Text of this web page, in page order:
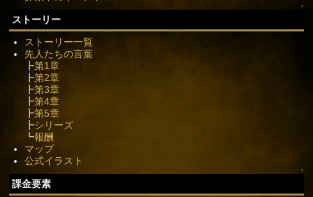
↑
ストーリー
ストーリー一覧
先人たちの言葉
┣第1章
┣第2章
┣第3章
┣第4章
┣第5章
┣シリーズ
┗報酬
マップ
公式イラスト
↑
課金要素